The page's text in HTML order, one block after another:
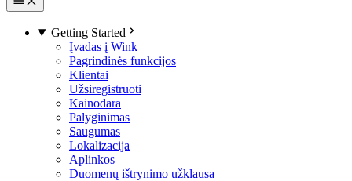
Getting Started
Įvadas į Wink
Pagrindinės funkcijos
Klientai
Užsiregistruoti
Kainodara
Palyginimas
Saugumas
Lokalizacija
Aplinkos
Duomenų ištrynimo užklausa